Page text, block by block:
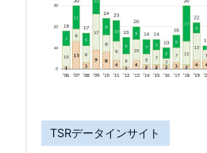
TSRデータインサイト